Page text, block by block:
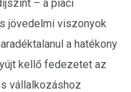
– a piaci
jövedelmi viszonyok
a hatékony
kellő fedezetet az
vállalkozáshoz